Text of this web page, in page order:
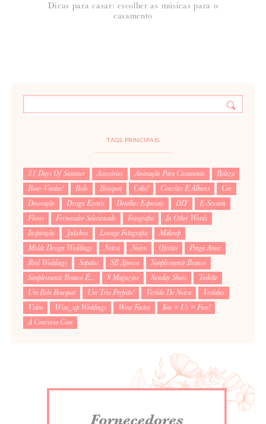
Dicas para casar: escolher as músicas para o
casamento
TAGS PRINCIPAIS
31 Days Of Summer Acessórios Animação Para Casamento
Beleza
Boas-Vindas!
Bolo Bouquet Cake! Convites E Álbuns
Cor
Decoração
Design Events Detalhes Especiais DIY
E-Session
Flores
Fornecedor Selecionado Fotografia
In Other Words
Inspiração
Jukebox Lounge Fotografia
Makeup
Molde Design Weddings
Noiva Noivo Ofertas
Pinga Amor
Real Weddings
Sapatos SB Aprova
Simplesmente Branco
Simplesmente Branco É...
S Magazine Sunday Shoes
Toilette
Um Belo Bouquet
Um Trio Perfeito! Vestido De Noiva
Vestidus
Video
Wise_up Weddings Wow Factor
You + Us = Fun!
À Conversa Com